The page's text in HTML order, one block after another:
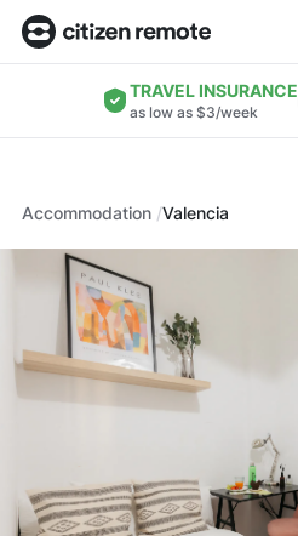
TRAVEL INSURANCE
as low as $3/week
Accommodation Valencia